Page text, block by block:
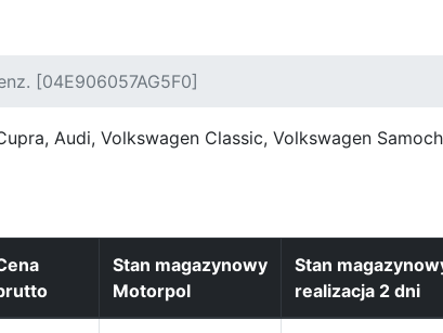
[04E906057AG5F0]
Audi, Volkswagen Classic, Volkswagen
Stan magazynowy
Motorpol
Stan
realizacja 2 dni